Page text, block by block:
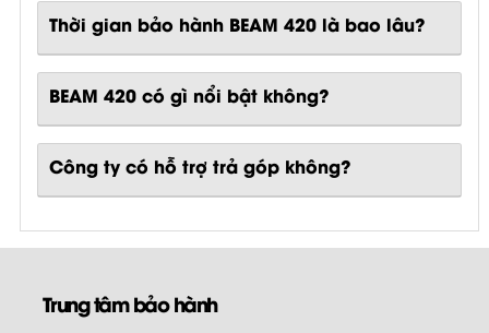
Thời gian bảo hành BEAM 420 là bao lâu?
BEAM 420có gì nổi bật không?
Công ty có hỗ trợ trả góp không?
Trung tâm bảo hành